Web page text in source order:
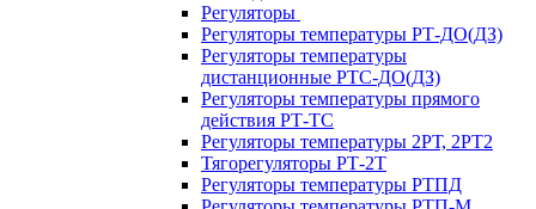
Регуляторы
Регуляторы температуры РТ-ДО(ДЗ)
Регуляторы температуры
дистанционные РТС-ДО(ДЗ)
Регуляторы температуры прямого
действия РТ-ТС
Регуляторы температуры 2РТ, 2РT2
Тягорегуляторы РТ-2Т
Регуляторы температуры РТПД